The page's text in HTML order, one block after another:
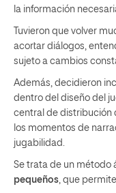
la información
Tuvieron que volver
acortar diálogos,
sujeto a cambios
Además, decidieron
dentro del diseño del
central de distribución
los momentos de
jugabilidad.
Se trata de un método
pequeños , que